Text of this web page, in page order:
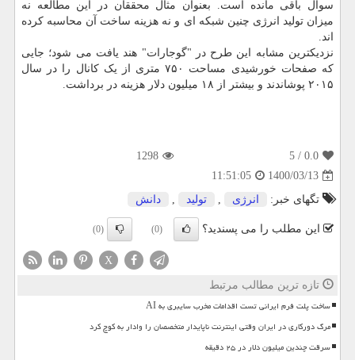
سوال باقی مانده است. بعنوان مثال محققان در این مطالعه نه
میزان تولید انرژی چنین شبکه ای و نه هزینه ساخت آن محاسبه کرده
اند.
نزدیکترین مشابه این طرح در "گوجارات" هند یافت می شود؛ جایی
که صفحات خورشیدی مساحت ۷۵۰ متری از یک کانال را در سال
۲۰۱۵ پوشاندند و بیشتر از ۱۸ میلیون دلار هزینه در برداشت.
0.0
/ 5
1298
1400/03/13
11:51:05
تگهای خبر:
انرژی , تولید , دانش
این مطلب را می پسندید؟ (0)
(0)
X
تازه ترین مطالب مرتبط
ساخت پلت فرم ایرانی تست اقدامات مخرب سایبری به AI
مرگ دورکاری در ایران وقتی اینترنت ناپایدار متخصصان را وادار به کوچ کرد
سرقت چندین میلیون دلار در ۲۵ دقیقه